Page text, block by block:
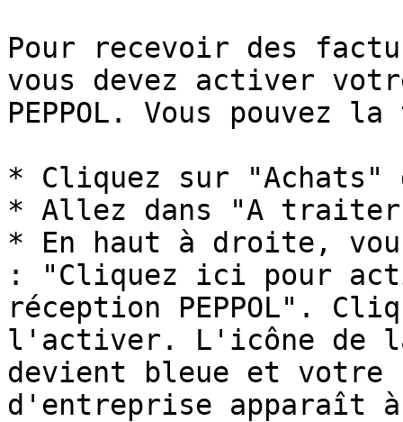
Pour recevoir des
vous devez activer
PEPPOL. Vous
* Cliquez sur "Achats"
* Allez dans "A
* En haut à droite,
: "Cliquez ici pour
réception PEPPOL".
l'activer. L'icône de
devient bleue et votre
d'entreprise apparaît